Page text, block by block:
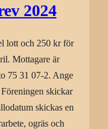
2024
lott och 250 kr för
Mottagare är
75 31 07-2. Ange
skickar
skickas en
ogräs och